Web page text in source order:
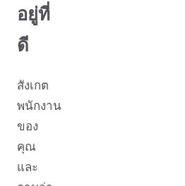
อยู่ที่
ดี
สังเกต
พนักงาน
ของ
คุณ
และ